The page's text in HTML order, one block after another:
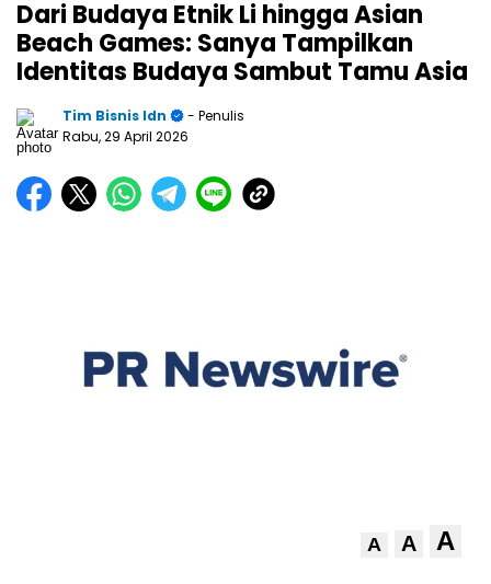
Dari Budaya Etnik Li hingga Asian
Beach Games: Sanya Tampilkan
Identitas Budaya Sambut Tamu Asia
Tim Bisnis Idn
- Penulis
Rabu, 29 April 2026
A A A